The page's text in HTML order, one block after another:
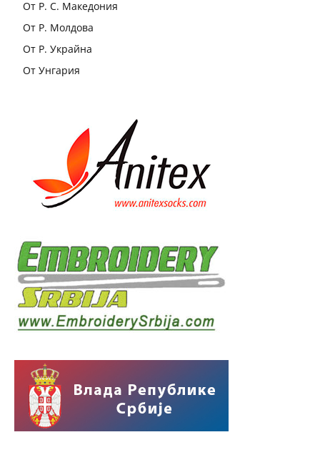
От Р. С. Македония
От Р. Молдова
От Р. Украйна
От Унгария